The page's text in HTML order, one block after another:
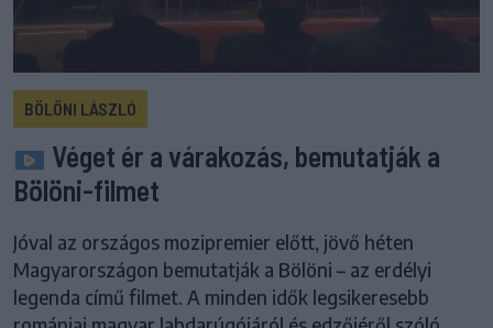
BÖLÖNI LÁSZLÓ
Véget ér a várakozás, bemutatják a
Bölöni-filmet
Jóval az országos mozipremier előtt, jövő héten
Magyarországon bemutatják a Bölöni – az erdélyi
legenda című filmet. A minden idők legsikeresebb